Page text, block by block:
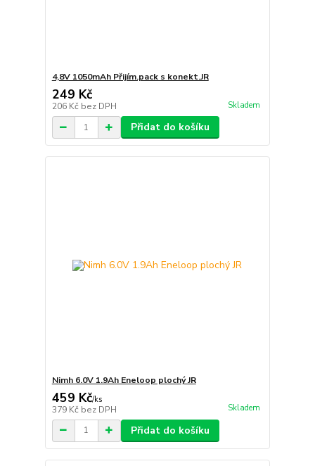
4,8V 1050mAh Přijím.pack s konekt.JR
249 Kč
206 Kč bez DPH Skladem
Přidat do košíku
Nimh 6.0V 1.9Ah Eneloop plochý JR
459 Kč/ks
379 Kč bez DPH Skladem
Přidat do košíku